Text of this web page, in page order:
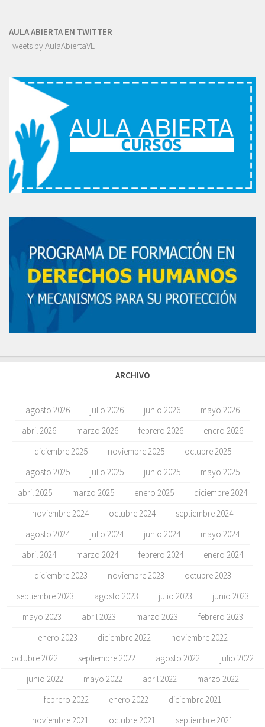
AULA ABIERTA EN TWITTER
Tweets by AulaAbiertaVE
ARCHIVO
agosto 2026 julio 2026 junio 2026
mayo 2026
abril 2026
marzo 2026 febrero 2026
enero 2026
diciembre 2025
noviembre 2025
octubre 2025
agosto 2025
julio 2025 junio 2025
mayo 2025
abril 2025
marzo 2025 enero 2025
diciembre 2024
noviembre 2024
octubre 2024
septiembre 2024
agosto 2024
julio 2024 junio 2024
mayo 2024
abril 2024
marzo 2024 febrero 2024
enero 2024
diciembre 2023
noviembre 2023
octubre 2023
septiembre 2023
agosto 2023 julio 2023
junio 2023
mayo 2023
abril 2023 marzo 2023
febrero 2023
enero 2023
diciembre 2022
noviembre 2022
octubre 2022
septiembre 2022 agosto 2022
julio 2022
junio 2022
mayo 2022 abril 2022
marzo 2022
febrero 2022
enero 2022
diciembre 2021
noviembre 2021
octubre 2021
septiembre 2021